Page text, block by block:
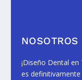
NOSOTROS
¡Diseño Dental
es